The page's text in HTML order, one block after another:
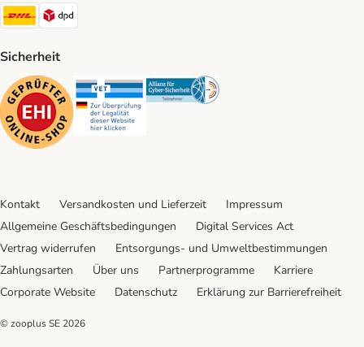
DHL Shipping Method
Sicherheit
Security Security Security
Kontakt Versandkosten und Lieferzeit
Impressum
Allgemeine Geschäftsbedingungen
Digital Services Act
Vertrag widerrufen
Entsorgungs- und Umweltbestimmungen
Zahlungsarten
Über uns Partnerprogramme
Karriere
Corporate Website
Datenschutz Erklärung zur Barrierefreiheit
© zooplus SE 2026